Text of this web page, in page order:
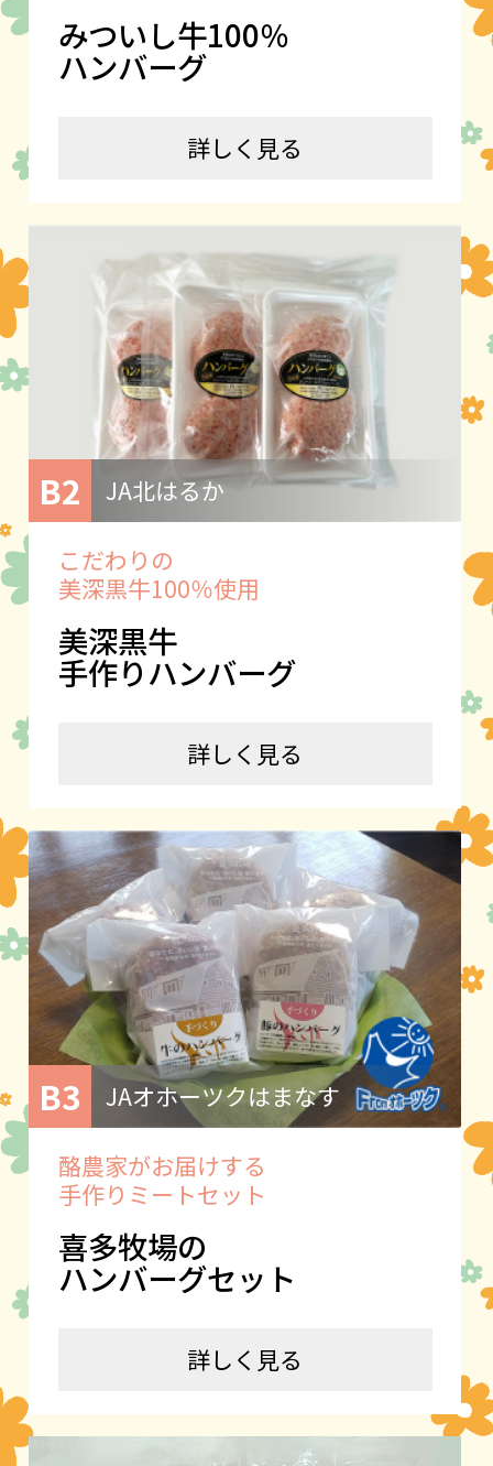
みついし牛100％
ハンバーグ
詳しく見る
B2 JA北はるか
こだわりの
美深黒牛100％使用
美深黒牛
手作りハンバーグ
詳しく見る
B3 JAオホーツクはまなす
酪農家がお届けする
手作りミートセット
喜多牧場の
ハンバーグセット
詳しく見る